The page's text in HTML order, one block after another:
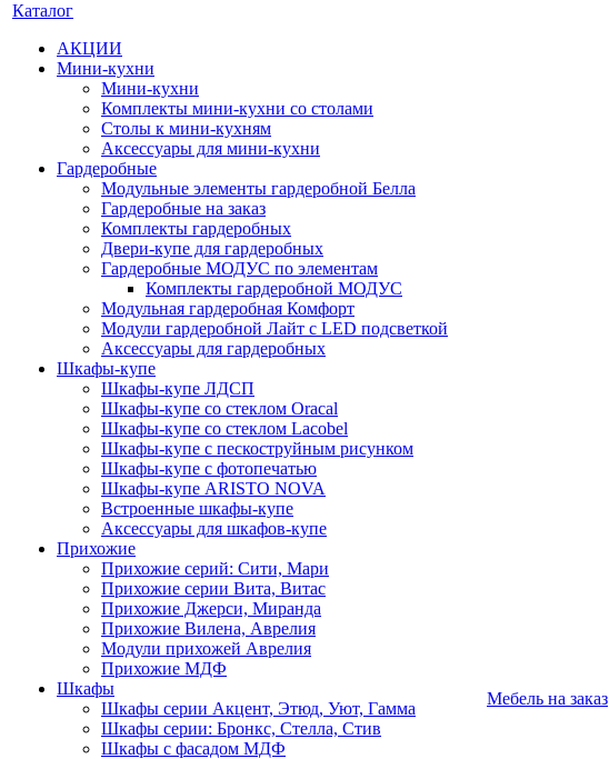
Каталог
АКЦИИ
Мини-кухни
Мини-кухни
Комплекты мини-кухни со столами
Столы к мини-кухням
Аксессуары для мини-кухни
Гардеробные
Модульные элементы гардеробной Белла
Гардеробные на заказ
Комплекты гардеробных
Двери-купе для гардеробных
Гардеробные МОДУС по элементам
Комплекты гардеробной МОДУС
Модульная гардеробная Комфорт
Модули гардеробной Лайт с LED подсветкой
Аксессуары для гардеробных
Шкафы-купе
Шкафы-купе ЛДСП
Шкафы-купе со стеклом Oracal
Шкафы-купе со стеклом Lacobel
Шкафы-купе с пескоструйным рисунком
Шкафы-купе с фотопечатью
Шкафы-купе ARISTO NOVA
Встроенные шкафы-купе
Аксессуары для шкафов-купе
Прихожие
Прихожие серий: Сити, Мари
Прихожие серии Вита, Витас
Прихожие Джерси, Миранда
Прихожие Вилена, Аврелия
Модули прихожей Аврелия
Прихожие МДФ
Шкафы
Шкафы серии Акцент, Этюд, Уют, Гамма
Шкафы серии: Бронкс, Стелла, Стив
Шкафы с фасадом МДФ
Мебель на заказ